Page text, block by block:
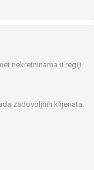
nekretninama u regiji
zadovoljnih klijenata.